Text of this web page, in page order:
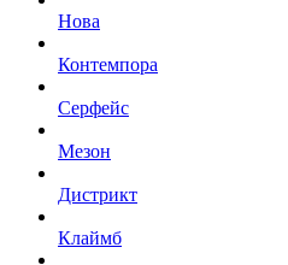
Нова
Контемпора
Серфейс
Мезон
Дистрикт
Клаймб